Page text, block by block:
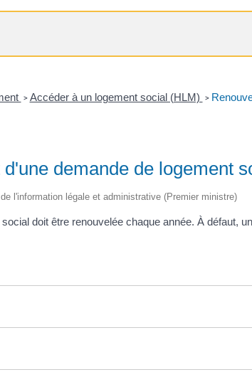
> Accéder à un logement social (HLM) >
demande de logement
l'information légale et administrative (Premier ministre)
doit être renouvelée chaque année. À défaut,